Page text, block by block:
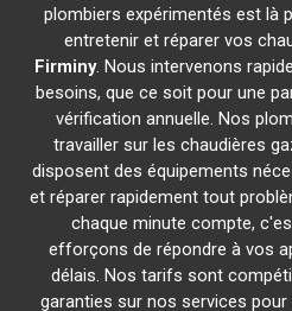
plombiers expérimentés est là
entretenir et réparer vos
Firminy. Nous intervenons
besoins, que ce soit pour une
vérification annuelle. Nos
travailler sur les chaudières
disposent des équipements
et réparer rapidement tout
chaque minute compte,
efforçons de répondre à vos
délais. Nos tarifs sont
garanties sur nos services